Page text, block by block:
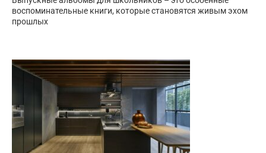
воспоминательные книги, которые становятся живым эхом
прошлых